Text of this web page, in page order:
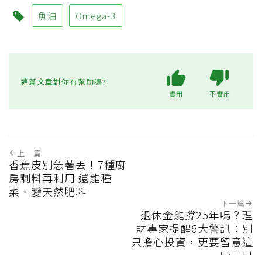
魚油 Omega-3
這篇文章對你有幫助嗎?
實用 不實用
上一篇
香蕉皮別急著丟！7種廚
房剩料再利用 還能種
菜、變天然肥料
下一篇
退休金能撐25年嗎？理
財專家提醒6大警訊：別
只擔心投資，更要留意這